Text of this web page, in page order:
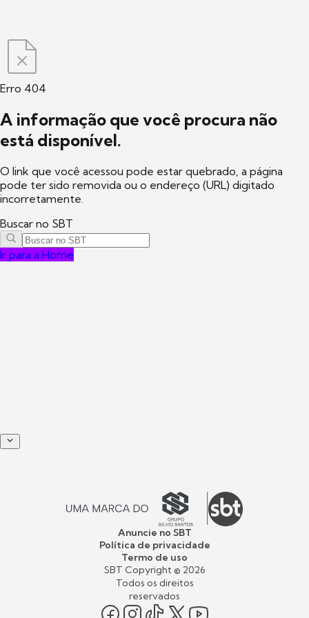
Erro 404
A informação que você procura não
está disponível.
O link que você acessou pode estar quebrado, a página
pode ter sido removida ou o endereço (URL) digitado
incorretamente.
Buscar no SBT
Ir para a Home
Anuncie no SBT
Política de privacidade
Termo de uso
SBT Copyright © 2026
Todos os direitos
reservados